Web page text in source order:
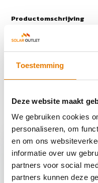
Toestemming
Deze website maakt
We gebruiken cookies
personaliseren, om
en om ons
informatie over uw
partners voor social
partners kunnen deze
Productomschrijving
Delen
Recent bekeken